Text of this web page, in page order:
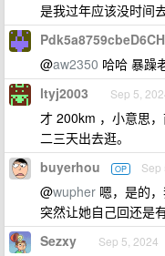
是我过年应该没时间
Pdk5a8759cbeD6CH
@aw2350 哈哈 暴躁
ltyj2003 Sep 5,
才 200km ，小意思
二三天出去逛。
buyerhou OP Sep
@wupher 嗯，是的
突然让她自己回还是
Sezxy Sep 5, 2024